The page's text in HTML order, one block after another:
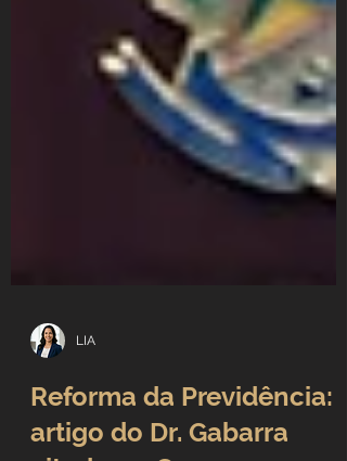
LIA
Reforma da Previdência: